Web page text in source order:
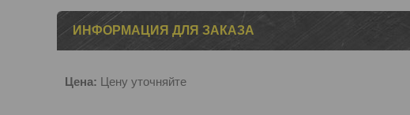
ИНФОРМАЦИЯ ДЛЯ ЗАКАЗА
Цена: Цену уточняйте